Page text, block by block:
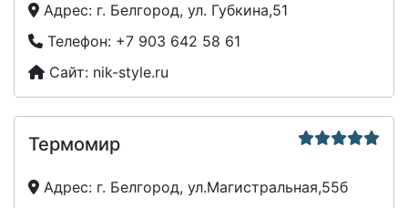
Адрес: г. Белгород, ул. Губкина,51
Телефон: +7 903 642 58 61
Сайт: nik-style.ru
Термомир
Адрес: г. Белгород, ул.Магистральная,55б